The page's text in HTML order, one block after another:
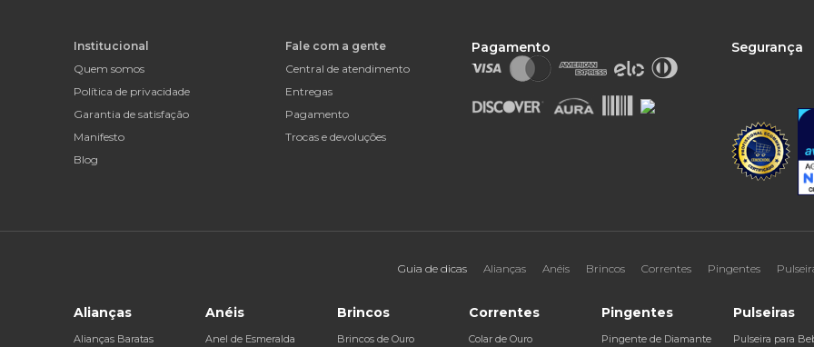
Institucional
Quem somos
Política de privacidade
Garantia de satisfação
Manifesto
Blog
Fale com a gente
Central de atendimento
Entregas
Pagamento
Trocas e devoluções
Pagamento Segurança
Guia de dicas Alianças Anéis Brincos Correntes Pingentes
Alianças
Alianças Baratas
Anéis
Anel de Esmeralda
Brincos
Brincos de Ouro
Correntes
Colar de Ouro
Pingentes
Pingente de Diamante
Pulseiras
Pulseira para